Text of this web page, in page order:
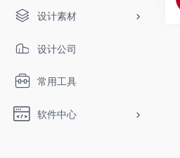
设计素材
设计公司
常用工具
软件中心